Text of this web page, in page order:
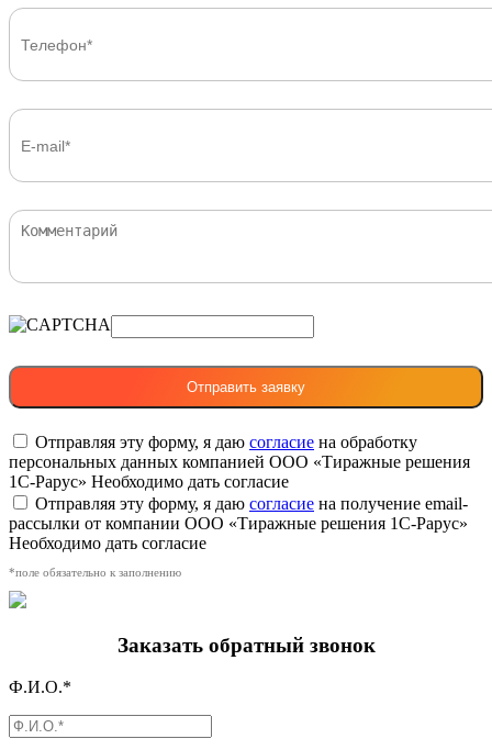
Отправляя эту форму, я даю согласие на обработку
персональных данных компанией ООО «Тиражные решения
1С-Рарус» Необходимо дать согласие
Отправляя эту форму, я даю согласие на получение email-
рассылки от компании ООО «Тиражные решения 1С-Рарус»
Необходимо дать согласие
*поле обязательно к заполнению
Заказать обратный звонок
Ф.И.О.*